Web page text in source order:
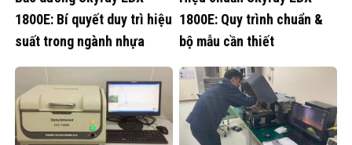
1800E: Bí quyết duy trì hiệu
suất trong ngành nhựa
1800E: Quy trình chuẩn &
bộ mẫu cần thiết